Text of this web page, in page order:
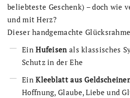
beliebteste Geschenk) – doch wie
und mit Herz?
Dieser handgemachte
EinHufeisenals klassisches
Schutz in der Ehe
EinKleeblatt aus
Hoffnung, Glaube, Liebe und